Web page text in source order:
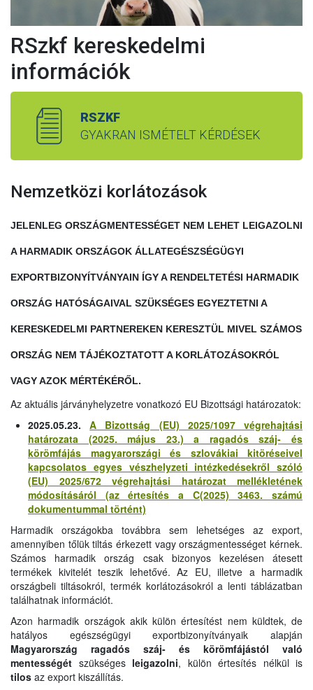
RSzkf kereskedelmi
információk
RSZKF
GYAKRAN ISMÉTELT KÉRDÉSEK
Nemzetközi korlátozások
JELENLEG ORSZÁGMENTESSÉGET NEM LEHET LEIGAZOLNI
A HARMADIK ORSZÁGOK ÁLLATEGÉSZSÉGÜGYI
EXPORTBIZONYÍTVÁNYAIN ÍGY A RENDELTETÉSI HARMADIK
ORSZÁG HATÓSÁGAIVAL SZÜKSÉGES EGYEZTETNI A
KERESKEDELMI PARTNEREKEN KERESZTÜL MIVEL SZÁMOS
ORSZÁG NEM TÁJÉKOZTATOTT A KORLÁTOZÁSOKRÓL
VAGY AZOK MÉRTÉKÉRŐL.
Az aktuális járványhelyzetre vonatkozó EU Bizottsági határozatok:
2025.05.23.A Bizottság (EU) 2025/1097 végrehajtási
határozata (2025. május 23.) a ragadós száj- és
körömfájás magyarországi és szlovákiai kitöréseivel
kapcsolatos egyes vészhelyzeti intézkedésekről szóló
(EU) 2025/672 végrehajtási határozat mellékletének
módosításáról (az értesítés a C(2025) 3463. számú
dokumentummal történt)
Harmadik országokba továbbra sem lehetséges az export,
amennyiben tőlük tiltás érkezett vagy országmentességet kérnek.
Számos harmadik ország csak bizonyos kezelésen átesett
termékek kivitelét teszik lehetővé. Az EU, illetve a harmadik
országbeli tiltásokról, termék korlátozásokról a lenti táblázatban
találhatnak információt.
Azon harmadik országok akik külön értesítést nem küldtek, de
hatályos egészségügyi exportbizonyítványaik alapján
Magyarország ragadós száj- és körömfájástól való
mentességét szükségesleigazolni, külön értesítés nélkül is
tilos az export kiszállítás.